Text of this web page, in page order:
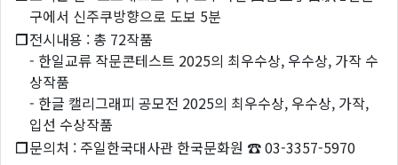
구에서 신주쿠방향으로 도보 5분
❐전시내용 : 총 72작품
- 한일교류 작문콘테스트 2025의 최우수상, 우수상, 가작 수
상작품
- 한글 캘리그래피 공모전 2025의 최우수상, 우수상, 가작,
입선 수상작품
❐문의처 : 주일한국대사관 한국문화원 ☎ 03-3357-5970